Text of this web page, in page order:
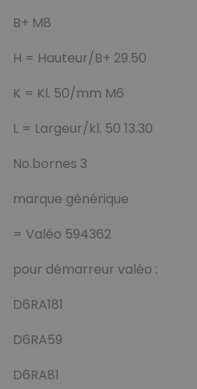
B+ M8
H = Hauteur/B+ 29.50
K = Kl. 50/mm M6
L = Largeur/kl. 50 13.30
No.bornes 3
marque générique
= Valéo 594362
pour démarreur valéo :
D6RA181
D6RA59
D6RA81